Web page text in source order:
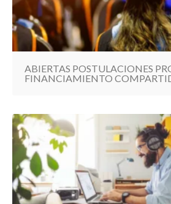
ABIERTAS POSTULACIONES
FINANCIAMIENTO